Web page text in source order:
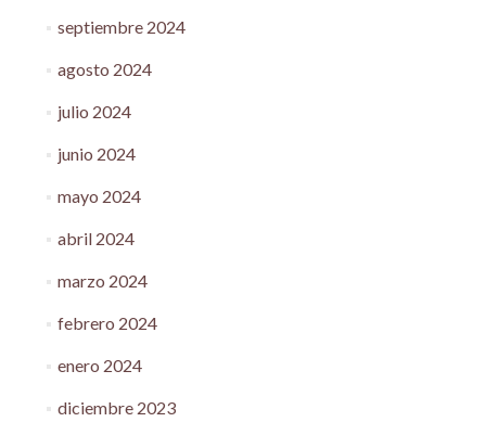
septiembre 2024
agosto 2024
julio 2024
junio 2024
mayo 2024
abril 2024
marzo 2024
febrero 2024
enero 2024
diciembre 2023